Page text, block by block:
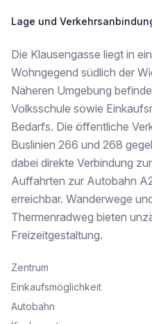
Lage und
Die Klausengasse liegt in
Wohngegend südlich der
Näheren Umgebung
Volksschule sowie
Bedarfs. Die öffentliche
Buslinien 266 und 268
dabei direkte Verbindung
Auffahrten zur Autobahn
erreichbar. Wanderwege
Thermenradweg bieten
Freizeitgestaltung.
Zentrum
Einkaufsmöglichkeit
Autobahn